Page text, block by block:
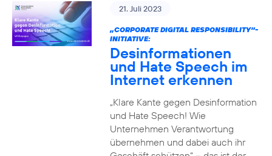
21. Juli 2023
„CORPORATE DIGITAL RESPONSIBILITY“-
INITIATIVE:
Desinformationen
und Hate Speech im
Internet erkennen
„Klare Kante gegen Desinformation
und Hate Speech! Wie
Unternehmen Verantwortung
übernehmen und dabei auch ihr